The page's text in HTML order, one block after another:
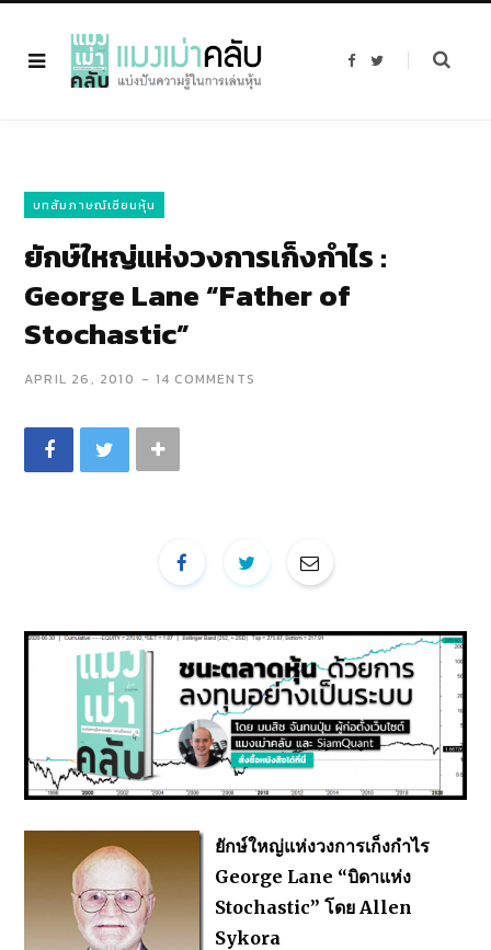
F
T
บทสัมภาษณ์เซียนหุ้น
ยักษ์ใหญ่แห่งวงการเก็งกำไร :
George Lane “Father of
Stochastic”
APRIL 26, 2010 14 COMMENTS
ยักษ์ใหญ่แห่งวงการเก็งกำไร
George Lane “บิดาแห่ง
Stochastic” โดย Allen
Sykora